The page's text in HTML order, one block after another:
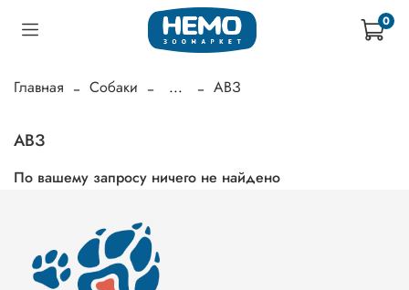
0
Главная Собаки ... АВЗ
АВЗ
По вашему запросу ничего не найдено